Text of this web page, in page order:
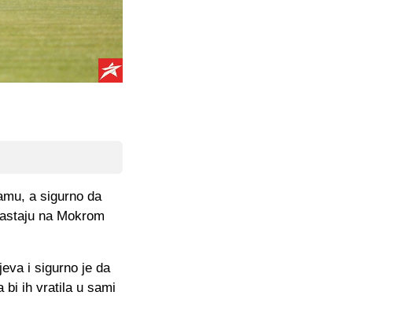
a sigurno da
na Mokrom
i sigurno je da
bi ih vratila u sami